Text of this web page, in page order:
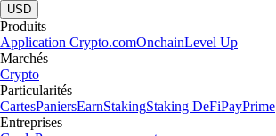
USD
Produits
Application Crypto.comOnchainLevel Up
Marchés
Crypto
Particularités
CartesPaniersEarnStakingStaking DeFiPayPrime
Entreprises